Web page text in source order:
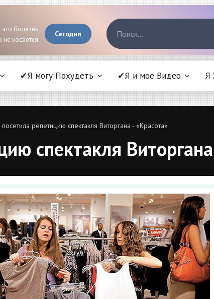
болезнь,
не косается
Сегодня
✔Я могу Похудеть ✔Я и мое Видео Я
репетицию спектакля Виторгана - «Красота»
спектакля